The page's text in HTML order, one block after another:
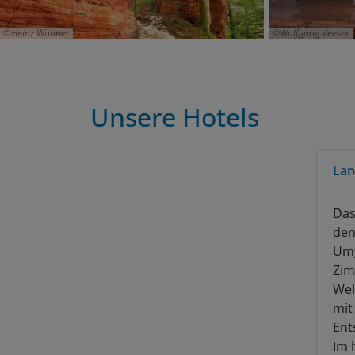
Heinz Wohner Wolfgang Veeser
Unsere Hotels
Im